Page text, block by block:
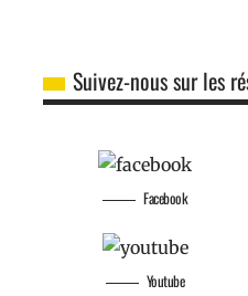
Suivez-nous sur les
Facebook
Youtube